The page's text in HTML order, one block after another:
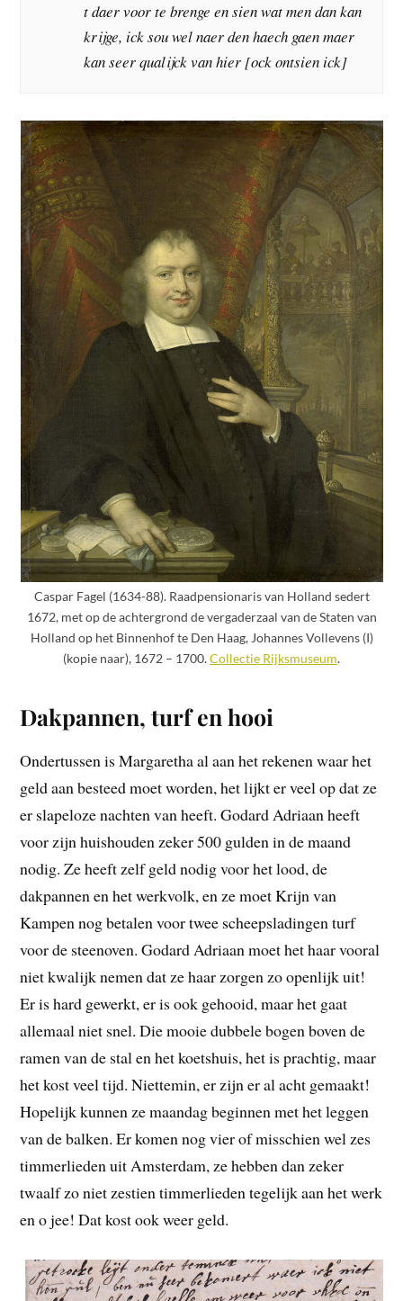
t daer voor te brenge en sien wat men dan kan
krijge, ick sou wel naer den haech gaen maer
kan seer qualijck van hier [ock ontsien ick]
Caspar Fagel (1634-88). Raadpensionaris van Holland sedert
1672, met op de achtergrond de vergaderzaal van de Staten van
Holland op het Binnenhof te Den Haag, Johannes Vollevens (I)
(kopie naar), 1672 – 1700.Collectie Rijksmuseum.
Dakpannen, turf en hooi
Ondertussen is Margaretha al aan het rekenen waar het
geld aan besteed moet worden, het lijkt er veel op dat ze
er slapeloze nachten van heeft. Godard Adriaan heeft
voor zijn huishouden zeker 500 gulden in de maand
nodig. Ze heeft zelf geld nodig voor het lood, de
dakpannen en het werkvolk, en ze moet Krijn van
Kampen nog betalen voor twee scheepsladingen turf
voor de steenoven. Godard Adriaan moet het haar vooral
niet kwalijk nemen dat ze haar zorgen zo openlijk uit!
Er is hard gewerkt, er is ook gehooid, maar het gaat
allemaal niet snel. Die mooie dubbele bogen boven de
ramen van de stal en het koetshuis, het is prachtig, maar
het kost veel tijd. Niettemin, er zijn er al acht gemaakt!
Hopelijk kunnen ze maandag beginnen met het leggen
van de balken. Er komen nog vier of misschien wel zes
timmerlieden uit Amsterdam, ze hebben dan zeker
twaalf zo niet zestien timmerlieden tegelijk aan het werk
en o jee! Dat kost ook weer geld.